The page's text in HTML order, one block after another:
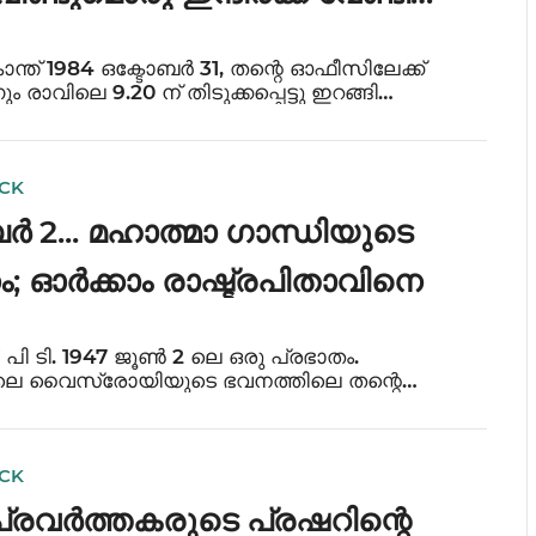
ഇന്ത്യൻ ജനത
1984 ഒക്ടോബർ 31, തന്റെ ഓഫീസിലേക്ക്
രാവിലെ 9.20 ന് തിടുക്കപ്പെട്ടു ഇറങ്ങി
പ്രസിദ്ധ ബ്രിട്ടീഷ് നടൻ പീറ്റർ ഉ
2... മഹാത്മാ ഗാന്ധിയുടെ
ഓർക്കാം രാഷ്ട്രപിതാവിനെ
പി ടി. 1947 ജൂൺ 2 ലെ ഒരു പ്രഭാതം.
വൈസ്രോയിയുടെ ഭവനത്തിലെ തന്റെ
എസി നന്നായി
പ്രവർത്തകരുടെ പ്രഷറിന്റെ